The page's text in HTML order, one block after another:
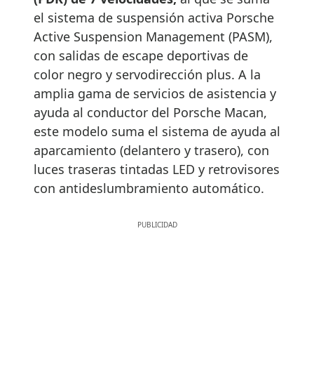
el sistema de suspensión activa Porsche
Active Suspension Management (PASM),
con salidas de escape deportivas de
color negro y servodirección plus. A la
amplia gama de servicios de asistencia y
ayuda al conductor del Porsche Macan,
este modelo suma el sistema de ayuda al
aparcamiento (delantero y trasero), con
luces traseras tintadas LED y retrovisores
con antideslumbramiento automático.